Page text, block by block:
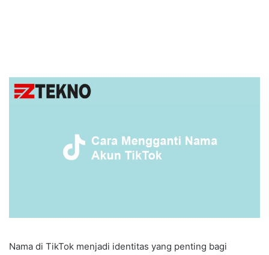
Nama di TikTok menjadi identitas yang penting bagi